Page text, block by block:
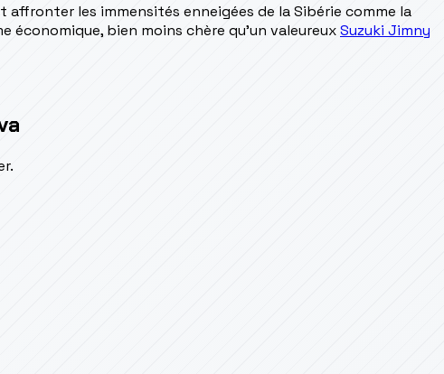
les immensités enneigées de la Sibérie comme la
bien moins chère qu'un valeureuxSuzuki Jimny